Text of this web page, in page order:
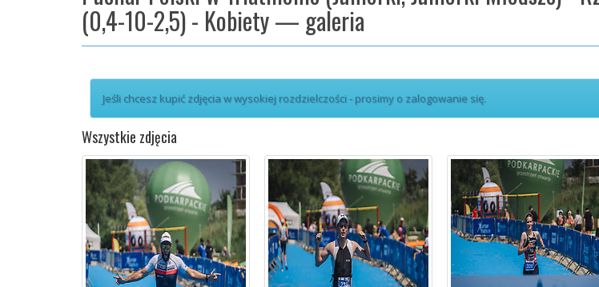
(0,4-10-2,5) - Kobiety — galeria
Jeśli chcesz kupić zdjęcia w wysokiej rozdzielczości - prosimy o zalogowanie się.
Wszystkie zdjęcia